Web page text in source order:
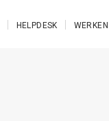
HELPDESK